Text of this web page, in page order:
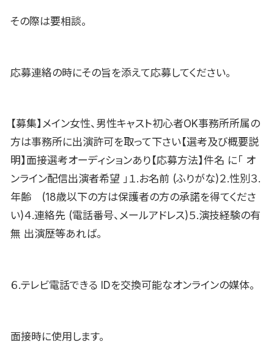
その際は要相談。
応募連絡の時にその旨を添えて応募してください。
【募集】メイン女性、男性キャスト初心者OK事務所所属の
方は事務所に出演許可を取って下さい【選考及び概要説
明】面接選考オーディションあり【応募方法】件名 に「 オ
ンライン配信出演者希望 」１.お名前 (ふりがな)２.性別３.
年齢 (18歳以下の方は保護者の方の承諾を得てくださ
い)４.連絡先 (電話番号、メールアドレス)５.演技経験の有
無 出演歴等あれば。
６.テレビ電話できる IDを交換可能なオンラインの媒体。
面接時に使用します。